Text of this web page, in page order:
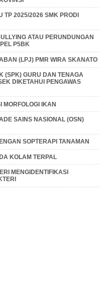
TP 2025/2026 SMK PRODI
ATAU PERUNDUNGAN
P5BK
(LPJ) PMR WIRA SKANATO
(SPK) GURU DAN TENAGA
DIKETAHUI PENGAWAS
MORFOLOGI IKAN
SAINS NASIONAL (OSN)
SOPTERAPI TANAMAN
KOLAM TERPAL
MENGIDENTIFIKASI